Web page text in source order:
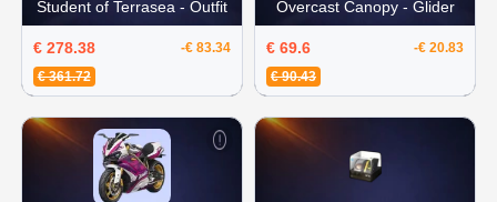
Student of Terrasea - Outfit
€ 278.38
-€ 83.34
€ 361.72
Overcast Canopy - Glider
€ 69.6
-€ 20.83
€ 90.43